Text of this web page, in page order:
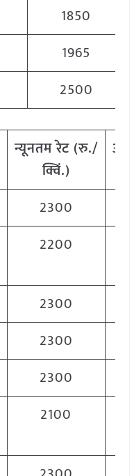
1850
1965
2500
न्यूनतमरेट (रु./
क्विं.)
2300
2200
2300
2300
2300
2100